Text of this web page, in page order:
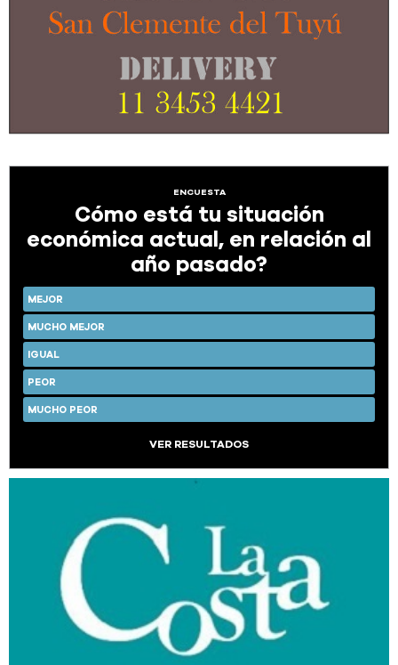
ENCUESTA
Cómo está tu situación
económica actual, en relación al
año pasado?
MEJOR
MUCHO MEJOR
IGUAL
PEOR
MUCHO PEOR
VER RESULTADOS